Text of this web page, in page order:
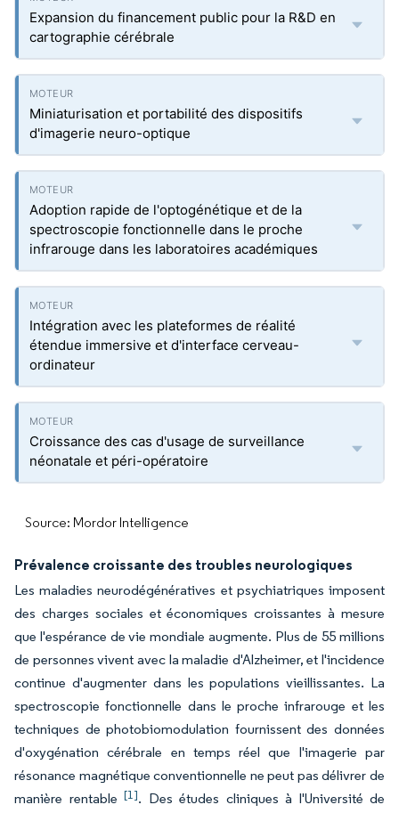
Expansion du financement public pour la R&D en
cartographie cérébrale
Miniaturisation et portabilité des dispositifs
d'imagerie neuro-optique
Adoption rapide de l'optogénétique et de la
spectroscopie fonctionnelle dans le proche
infrarouge dans les laboratoires académiques
Intégration avec les plateformes de réalité
étendue immersive et d'interface cerveau-
ordinateur
Croissance des cas d'usage de surveillance
néonatale et péri-opératoire
Source: Mordor Intelligence
Prévalence croissante des troubles neurologiques
Les maladies neurodégénératives et psychiatriques imposent
des charges sociales et économiques croissantes à mesure
que l'espérance de vie mondiale augmente. Plus de 55 millions
de personnes vivent avec la maladie d'Alzheimer, et l'incidence
continue d'augmenter dans les populations vieillissantes. La
spectroscopie fonctionnelle dans le proche infrarouge et les
techniques de photobiomodulation fournissent des données
d'oxygénation cérébrale en temps réel que l'imagerie par
résonance magnétique conventionnelle ne peut pas délivrer de
manière rentable [1]. Des études cliniques à l'Université de